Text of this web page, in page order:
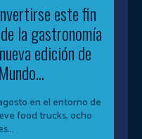
este fin
la gastronomía
edición de
en el entorno de
food trucks, ocho